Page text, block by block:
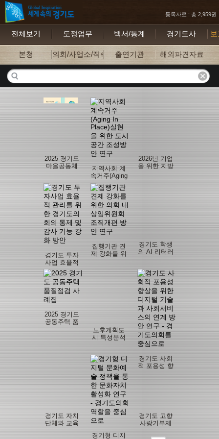
등록자료 : 총 2,959권
전체보기 도정업무 백서/통계 경기도사
본청 의회/사업소/직속기관출연기관 해외파견자료
2025 경기도
마을공동체
지역사회 계
속거주(Aging
In Place)실
현을 위한 도
시공간 조성
방안 연구
2026년 기업
을 위한 지방
경기도 투자
사업 효율적
관리를 위한
경기도의회
의 통제 및 감
사 기능 강화
방안
집행기관 견
제 강화를 위
직개편 방안
경기도 학생
의 AI 리터러
책 지원 방안
연구
2025 경기도
공동주택 품
집
노후계획도
시 특성분석
육격차 해소
를 위한 경기
도의회 역할
을 중심으로
경기도 사회
적 포용성 향
지털 기술과
으로
경기도 자치
단체와 교육
경기형 디지
경기도 고향
사랑기부제